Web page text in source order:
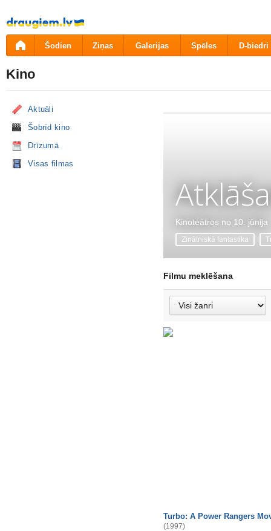
Pāriet
uz
saturu
Šodien Ziņas Galerijas Spēles D-biedri
Kino
Aktuāli
Šobrīd kino
Drīzumā
Visas filmas
Kinoteātros no 10. jūnija
Zinātniskā fantastika
Filmu meklēšana
Turbo: A Power Rangers
(1997)